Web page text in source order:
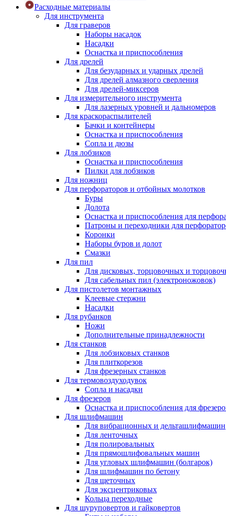
Расходные материалы
Для инструмента
Для граверов
Наборы насадок
Насадки
Оснастка и приспособления
Для дрелей
Для безударных и ударных дрелей
Для дрелей алмазного сверления
Для дрелей-миксеров
Для измерительного инструмента
Для лазерных уровней и дальномеров
Для краскораспылителей
Бачки и контейнеры
Оснастка и приспособления
Сопла и дюзы
Для лобзиков
Оснастка и приспособления
Пилки для лобзиков
Для ножниц
Для перфораторов и отбойных молотков
Буры
Долота
Оснастка и приспособления для
Патроны и переходники для
Коронки
Наборы буров и долот
Смазки
Для пил
Для дисковых, торцовочных и
Для сабельных пил (электроножовок)
Для пистолетов монтажных
Клеевые стержни
Насадки
Для рубанков
Ножи
Дополнительные принадлежности
Для станков
Для лобзиковых станков
Для плиткорезов
Для фрезерных станков
Для термовоздуходувок
Сопла и насадки
Для фрезеров
Оснастка и приспособления для
Для шлифмашин
Для вибрационных и дельташлифмашин
Для ленточных
Для полировальных
Для прямошлифовальных машин
Для угловых шлифмашин (болгарок)
Для шлифмашин по бетону
Для щеточных
Для эксцентриковых
Кольца переходные
Для шуруповертов и гайковертов